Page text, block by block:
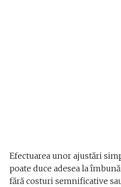
Efectuarea unor ajustări
poate duce adesea la
fără costuri semnificative